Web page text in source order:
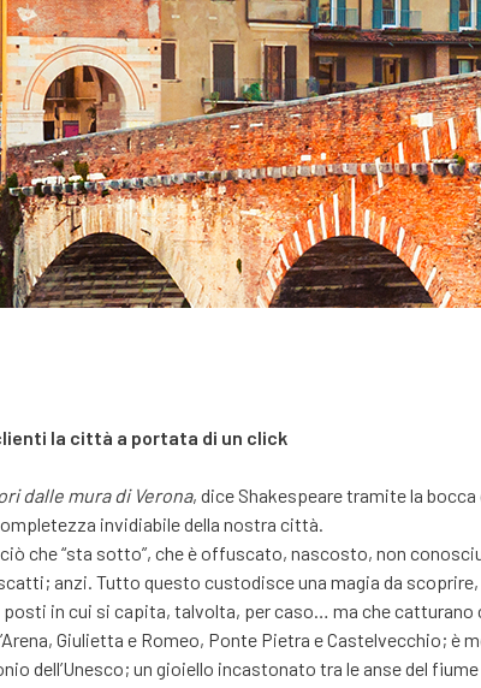
la città a portata di un click
dalle mura di Verona, dice Shakespeare tramite la
invidiabile della nostra città.
che “sta sotto”, che è offuscato, nascosto, non
anzi. Tutto questo custodisce una magia da
in cui si capita, talvolta, per caso… ma che catturano
Giulietta e Romeo, Ponte Pietra e Castelvecchio; è
dell’Unesco; un gioiello incastonato tra le anse del